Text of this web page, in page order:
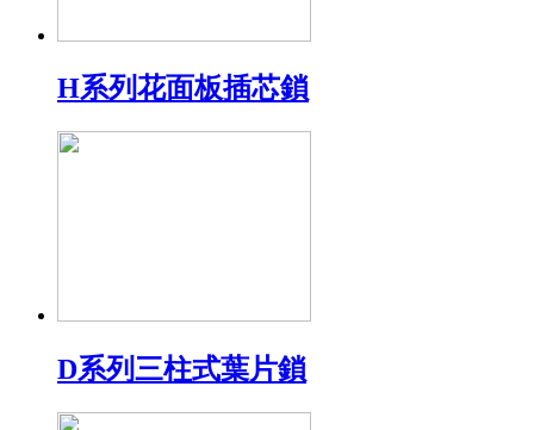
H系列花面板插芯鎖
D系列三柱式葉片鎖